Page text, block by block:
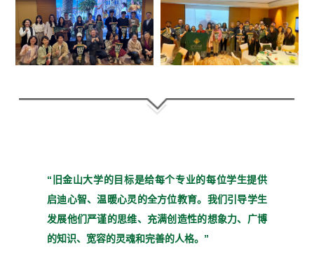
“旧金山大学的目标是给每个专业的每位学生提供
启迪心智、温暖心灵的全方位教育。 我们引导学生
发展他们严谨的思维、充满创造性的想象力、广博
的知识、宽容的灵魂和完善的人格。”